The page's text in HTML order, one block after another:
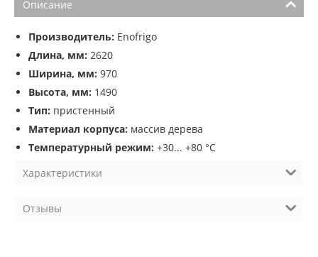
Описание
Производитель: Enofrigo
Длина, мм: 2620
Ширина, мм: 970
Высота, мм: 1490
Тип: пристенный
Материал корпуса: массив дерева
Температурный режим: +30... +80 °C
Характеристики
Отзывы